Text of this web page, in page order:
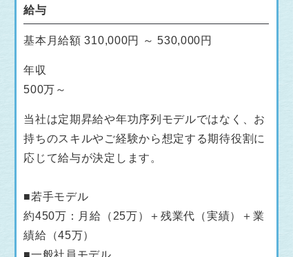
給与
基本月給額 310,000円 ～ 530,000円
年収
500万～
当社は定期昇給や年功序列モデルではなく、お
持ちのスキルやご経験から想定する期待役割に
応じて給与が決定します。
■若手モデル
約450万：月給（25万）＋残業代（実績）＋業
績給（45万）